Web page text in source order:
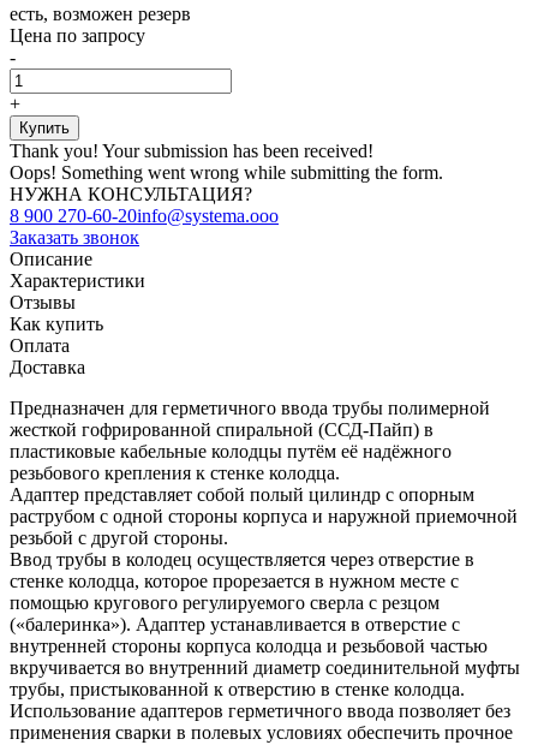
есть, возможен резерв
Цена по запросу
-
+
Thank you! Your submission has been received!
Oops! Something went wrong while submitting the form.
НУЖНА КОНСУЛЬТАЦИЯ?
8 900 270-60-20info@systema.ooo
Заказать звонок
Описание
Характеристики
Отзывы
Как купить
Оплата
Доставка
Предназначен для герметичного ввода трубы полимерной
жесткой гофрированной спиральной (ССД-Пайп) в
пластиковые кабельные колодцы путём её надёжного
резьбового крепления к стенке колодца.
Адаптер представляет собой полый цилиндр с опорным
раструбом с одной стороны корпуса и наружной приемочной
резьбой с другой стороны.
Ввод трубы в колодец осуществляется через отверстие в
стенке колодца, которое прорезается в нужном месте с
помощью кругового регулируемого сверла с резцом
(«балеринка»). Адаптер устанавливается в отверстие с
внутренней стороны корпуса колодца и резьбовой частью
вкручивается во внутренний диаметр соединительной муфты
трубы, пристыкованной к отверстию в стенке колодца.
Использование адаптеров герметичного ввода позволяет без
применения сварки в полевых условиях обеспечить прочное